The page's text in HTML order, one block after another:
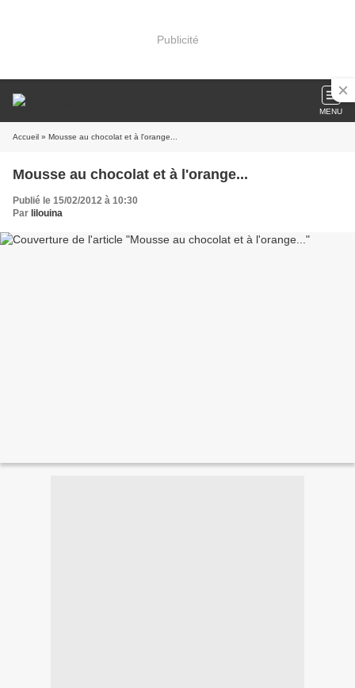
Publicité
MENU
Accueil » Mousse au chocolat et à l'orange...
Mousse au chocolat et à l'orange...
Publié le 15/02/2012 à 10:30
Par lilouina